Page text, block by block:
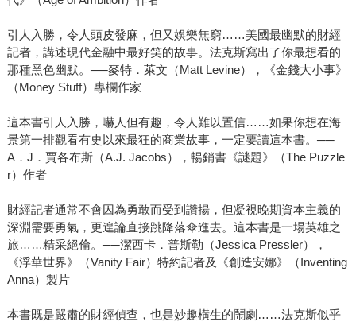
引人入勝，令人頭皮發麻，但又娛樂無窮……美國最幽默的財經
記者，講述現代金融中最好笑的故事。法克斯寫出了你最想看的
那種黑色幽默。──麥特．萊文（Matt Levine），《金錢大小事》
（Money Stuff）專欄作家
這本書引人入勝，嚇人但有趣，令人難以置信……如果你想在海
景第一排觀看有史以來最狂的商業故事，一定要讀這本書。──
A．J．賈各布斯（A.J. Jacobs），暢銷書《謎題》（The Puzzle
r）作者
財經記者通常不會因為勇敢而受到讚揚，但凝視晚期資本主義的
深淵需要勇氣，更遑論直接跳降落傘進去。這本書是一場英雄之
旅……精采絕倫。──潔西卡．普斯勒（Jessica Pressler），
《浮華世界》（Vanity Fair）特約記者及《創造安娜》（Inventing
Anna）製片
本書既是嚴肅的財經偵查，也是妙趣橫生的鬧劇……法克斯似乎